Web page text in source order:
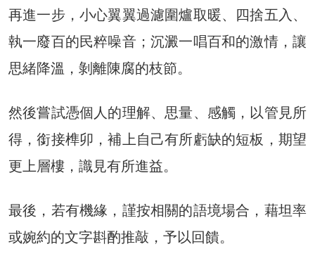
再進一步，小心翼翼過濾圍爐取暖、四捨五入、
執一廢百的民粹噪音；沉澱一唱百和的激情，讓
思緒降溫，剝離陳腐的枝節。
然後嘗試憑個人的理解、思量、感觸，以管見所
得，銜接榫卯，補上自己有所虧缺的短板，期望
更上層樓，識見有所進益。
最後，若有機緣，謹按相關的語境場合，藉坦率
或婉約的文字斟酌推敲，予以回饋。